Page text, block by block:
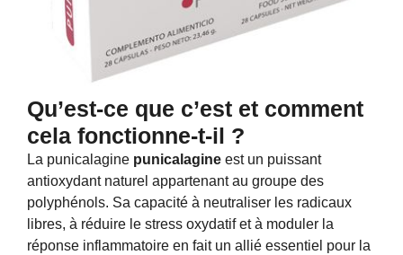
Qu’est-ce que c’est et comment
cela fonctionne-t-il ?
La punicalagine punicalagine est un puissant
antioxydant naturel appartenant au groupe des
polyphénols. Sa capacité à neutraliser les radicaux
libres, à réduire le stress oxydatif et à moduler la
réponse inflammatoire en fait un allié essentiel pour la